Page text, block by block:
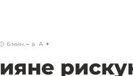
6 мин. a A